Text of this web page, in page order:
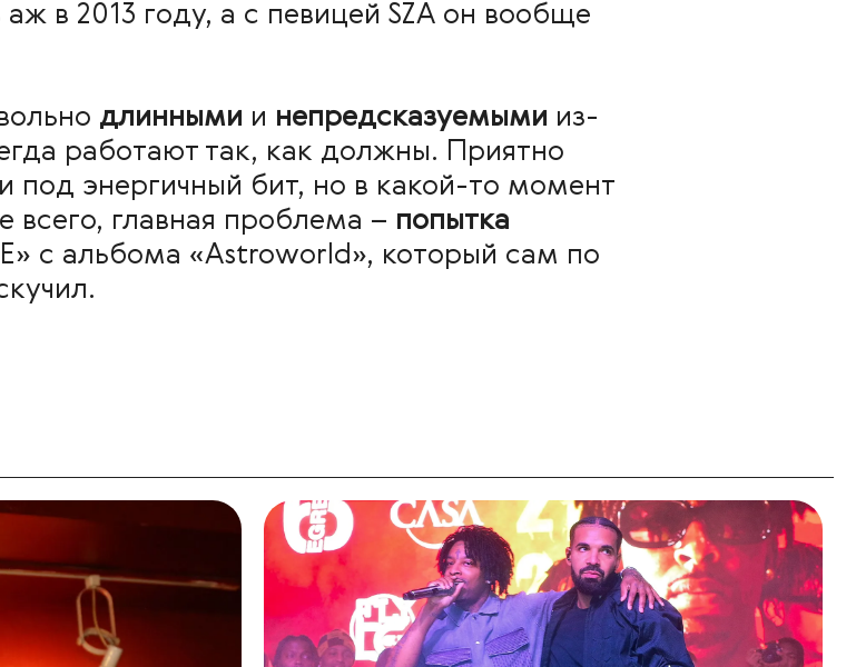
в 2013 году, а с певицей SZA он вообще
длинными и непредсказуемыми из-
работают так, как должны. Приятно
под энергичный бит, но в какой-то момент
всего, главная проблема – попытка
с альбома «Astroworld», который сам по